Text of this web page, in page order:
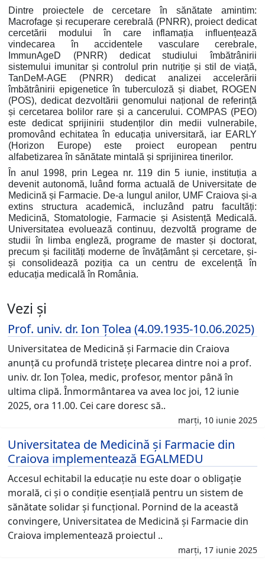
Dintre proiectele de cercetare în sănătate amintim:
Macrofage și recuperare cerebrală (PNRR), proiect dedicat
cercetării modului în care inflamația influențează
vindecarea în accidentele vasculare cerebrale,
ImmunAgeD (PNRR) dedicat studiului îmbătrânirii
sistemului imunitar și controlul prin nutriție și stil de viață,
TanDeM-AGE (PNRR) dedicat analizei accelerării
îmbătrânirii epigenetice în tuberculoză și diabet, ROGEN
(POS), dedicat dezvoltării genomului național de referință
și cercetarea bolilor rare și a cancerului. COMPAS (PEO)
este dedicat sprijinirii studenților din medii vulnerabile,
promovând echitatea în educația universitară, iar EARLY
(Horizon Europe) este proiect european pentru
alfabetizarea în sănătate mintală și sprijinirea tinerilor.
În anul 1998, prin Legea nr. 119 din 5 iunie, instituția a
devenit autonomă, luând forma actuală de Universitate de
Medicină și Farmacie. De-a lungul anilor, UMF Craiova și-a
extins structura academică, incluzând patru facultăți:
Medicină, Stomatologie, Farmacie și Asistență Medicală.
Universitatea evoluează continuu, dezvoltă programe de
studii în limba engleză, programe de master și doctorat,
precum și facilități moderne de învățământ și cercetare, și-
și consolidează poziția ca un centru de excelență în
educația medicală în România.
Vezi și
Prof. univ. dr. Ion Țolea (4.09.1935-10.06.2025)
Universitatea de Medicină și Farmacie din Craiova
anunță cu profundă tristețe plecarea dintre noi a prof.
univ. dr. Ion Țolea, medic, profesor, mentor până în
ultima clipă. Înmormântarea va avea loc joi, 12 iunie
2025, ora 11.00. Cei care doresc să..
marți, 10 iunie 2025
Universitatea de Medicină și Farmacie din
Craiova implementează EGALMEDU
Accesul echitabil la educație nu este doar o obligație
morală, ci și o condiție esențială pentru un sistem de
sănătate solidar și funcțional. Pornind de la această
convingere, Universitatea de Medicină și Farmacie din
Craiova implementează proiectul ..
marți, 17 iunie 2025